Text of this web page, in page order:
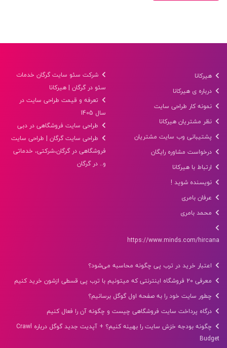
هیرکانا
درباره ی هیرکانا
نمونه کار طراحی سایت
نظر مشتریان هیرکانا
پشتیبانی وب سایت مشتریان
درخواست مشاوره رایگان
ارتباط با هیرکانا
نویسنده شوید !
عرفان بامری
محمد بامری
https://www.minds.com/hircana
شرکت سئو سایت گرگان خدمات
سئو در گرگان | هیرکانا
تعرفه و قیمت طراحی سایت در
سال 1405
طراحی سایت فروشگاهی در دبی
طراحی سایت گرگان | طراحی سایت
فروشگاهی در گرگان،شرکتی، خدماتی
و.. در گرگان
اعتبار خرید در ترب پی چگونه محاسبه می‌شود؟
معرفی 20 فروشگاه اینترنتی که میتونیم با ترب پی قسطی ازشون خرید کنیم
چطور سایت خود را به صفحه اول گوگل برسانیم؟
درگاه پرداخت سایت فروشگاهی چیست و چگونه آن را فعال کنیم
چگونه بودجه خزش سایت را بهینه کنیم؟ + آپدیت جدید گوگل درباره Crawl
Budget